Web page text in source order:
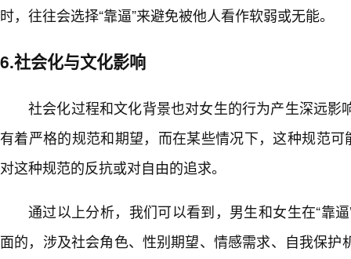
时，往往会选择“靠逼”来避免被他人看作软弱或无能。
6.社会化与文化影响
社会化过程和文化背景也对女生的行为产生深远影
有着严格的规范和期望，而在某些情况下，这种规范可
对这种规范的反抗或对自由的追求。
通过以上分析，我们可以看到，男生和女生在“靠
面的，涉及社会角色、性别期望、情感需求、自我保护